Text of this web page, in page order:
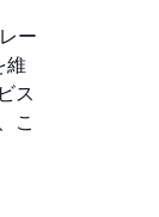
ー
維
ス
こ